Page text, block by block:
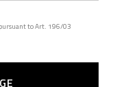
to Art. 196/03